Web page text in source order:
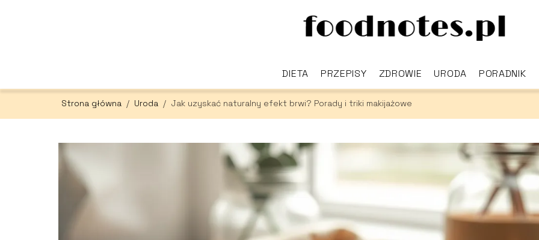
DIETA PRZEPISY ZDROWIE URODA PORADNIK
Strona główna / Uroda / Jak uzyskać naturalny efekt brwi? Porady i triki makijażowe